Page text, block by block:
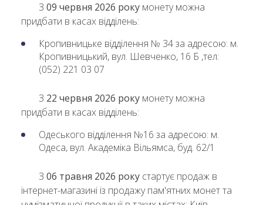
З 09 червня 2026 року монету можна
придбати в касах відділень:
Кропивницьке відділення № 34 за адресою: м.
Кропивницький, вул. Шевченко, 16 Б ,тел:
(052) 221 03 07
З 22 червня 2026 року монету можна
придбати в касах відділень:
Одеського відділення №16 за адресою: м.
Одеса, вул. Академіка Вільямса, буд. 62/1
З 06 травня 2026 року стартує продаж в
інтернет-магазині із продажу пам'ятних монет та